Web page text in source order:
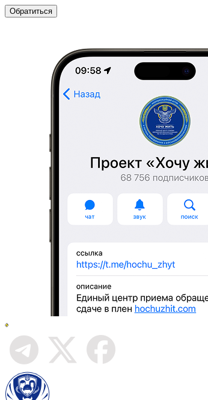
Обратиться